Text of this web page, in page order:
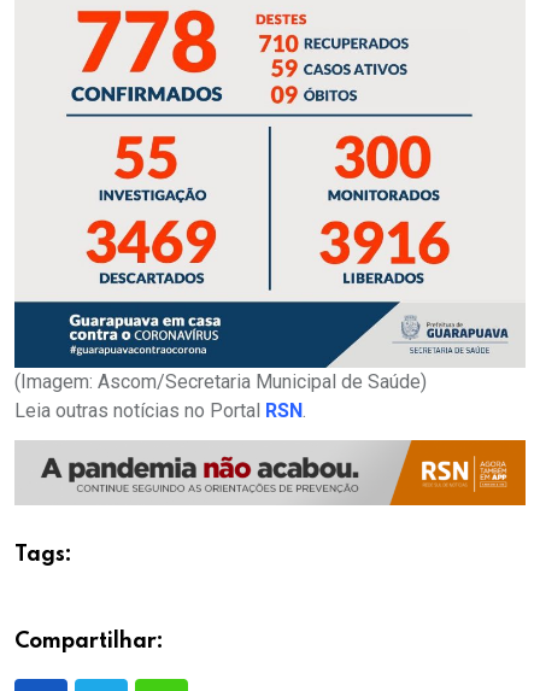
(Imagem: Ascom/Secretaria Municipal de Saúde)
Leia outras notícias no Portal RSN.
Tags:
Compartilhar: